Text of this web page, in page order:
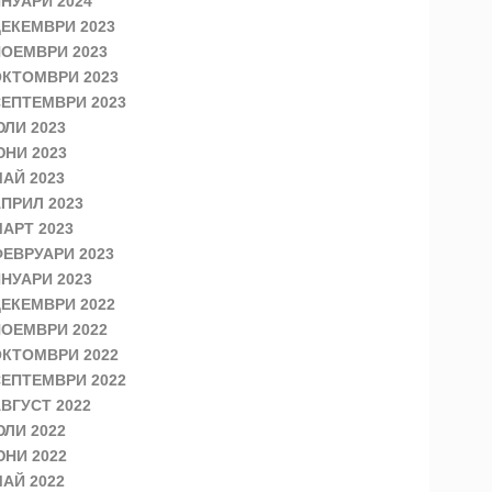
2023
2023
2023
2023
2023
2023
2023
2023
2023
2023
2023
2022
2022
2022
2022
2022
2022
2022
2022